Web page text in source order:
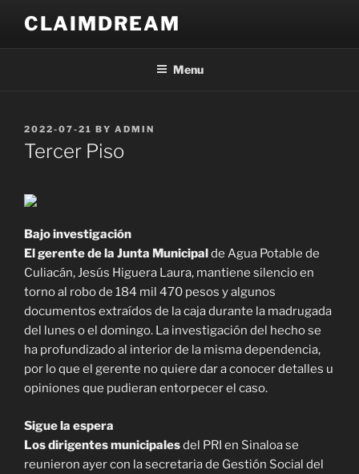
content
CLAIMDREAM
Menu
POSTED
ON
2022-07-21 BY ADMIN
Tercer Piso
Bajo investigación
El gerente de la Junta Municipalde Agua Potable de
Culiacán, Jesús Higuera Laura, mantiene silencio en
torno al robo de 184 mil 470 pesos y algunos
documentos extraídos de la caja durante la madrugada
del lunes o el domingo. La investigación del hecho se
ha profundizado al interior de la misma dependencia,
por lo que el gerente no quiere dar a conocer detalles u
opiniones que pudieran entorpecer el caso.
Sigue la espera
Los dirigentes municipalesdel PRI en Sinaloa se
reunieron ayer con la secretaria de Gestión Social del